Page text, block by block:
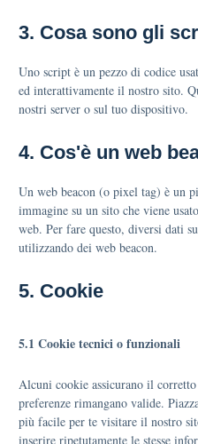
3. Cosa sono gli
Uno script è un pezzo di codice
ed interattivamente il nostro sito.
nostri server o sul tuo dispositivo.
4. Cos'è un web
Un web beacon (o pixel tag) è un
immagine su un sito che viene
web. Per fare questo, diversi dati
utilizzando dei web beacon.
5. Cookie
5.1 Cookie tecnici o funzionali
Alcuni cookie assicurano il
preferenze rimangano valide.
più facile per te visitare il nostro
inserire ripetutamente le stesse